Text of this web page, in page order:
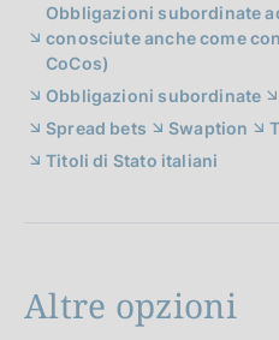
Obbligazioni subordinate
conosciute anche come
CoCos)
Obbligazioni subordinate
Spread bets
Swaption
Titoli di Stato italiani
Altre opzioni